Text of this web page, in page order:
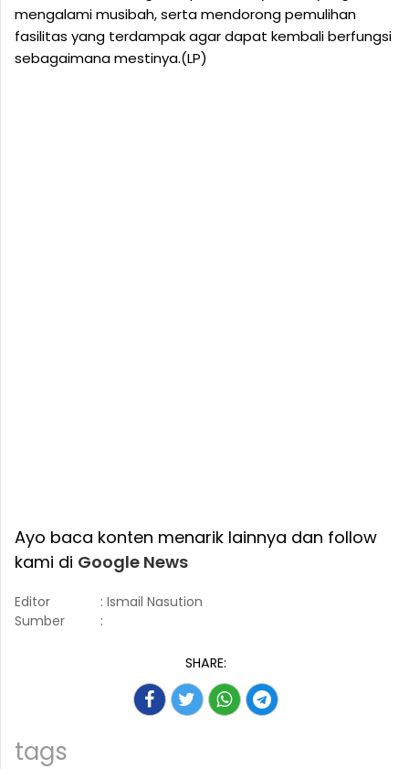
mengalami musibah, serta mendorong pemulihan
fasilitas yang terdampak agar dapat kembali berfungsi
sebagaimana mestinya.(LP)
Ayo baca konten menarik lainnya dan follow
kami di Google News
Editor
: Ismail Nasution
Sumber
:
SHARE:
tags